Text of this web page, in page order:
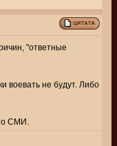
"ответные
воевать не будут. Либо
СМИ.